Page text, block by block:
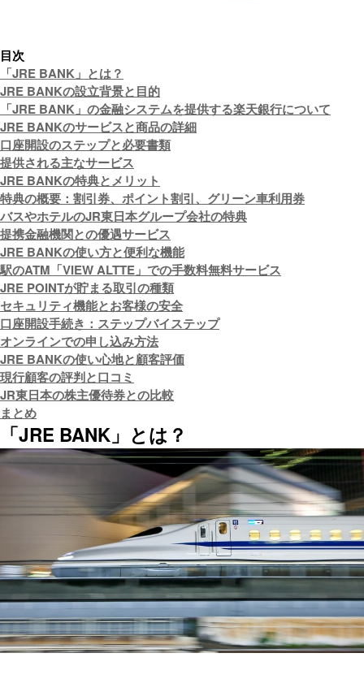
目次
「JRE BANK」とは？
JRE BANKの設立背景と目的
「JRE BANK」の金融システムを提供する楽天銀行について
JRE BANKのサービスと商品の詳細
口座開設のステップと必要書類
提供される主なサービス
JRE BANKの特典とメリット
特典の概要：割引券、ポイント割引、グリーン車利用券
バスやホテルのJR東日本グループ会社の特典
提携金融機関との優遇サービス
JRE BANKの使い方と便利な機能
駅のATM「VIEW ALTTE」での手数料無料サービス
JRE POINTが貯まる取引の種類
セキュリティ機能とお客様の安全
口座開設手続き：ステップバイステップ
オンラインでの申し込み方法
JRE BANKの使い心地と顧客評価
現行顧客の評判と口コミ
JR東日本の株主優待券との比較
まとめ
「JRE BANK」とは？